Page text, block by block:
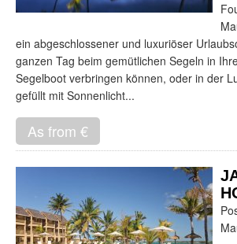
ein abgeschlossener und luxuriöser
ganzen Tag beim gemütlichen Segeln in
Segelboot verbringen können, oder in der
gefüllt mit Sonnenlicht...
As from €